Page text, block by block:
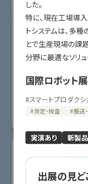
した。
特に、現在工場導
トシステムは、多
とで生産現場の課
分野に最適なソリュ
国際ロボット展
#スマートプロダクシ
#測定・検査 #搬送
実演あり 新製品
出展の見ど
国際ロボット展
#スマートプロダクションロ
#要素技術